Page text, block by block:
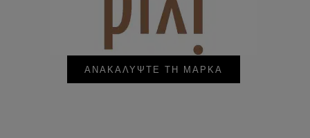
ΑΝΑΚΑΛΥΨΤΕ ΤΗ ΜΑΡΚΑ